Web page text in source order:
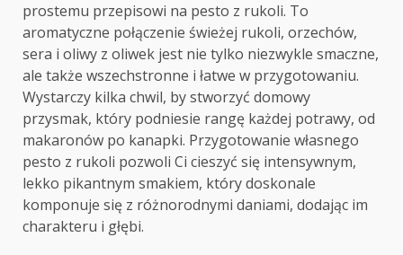
prostemu przepisowi na pesto z rukoli. To
aromatyczne połączenie świeżej rukoli, orzechów,
sera i oliwy z oliwek jest nie tylko niezwykle smaczne,
ale także wszechstronne i łatwe w przygotowaniu.
Wystarczy kilka chwil, by stworzyć domowy
przysmak, który podniesie rangę każdej potrawy, od
makaronów po kanapki. Przygotowanie własnego
pesto z rukoli pozwoli Ci cieszyć się intensywnym,
lekko pikantnym smakiem, który doskonale
komponuje się z różnorodnymi daniami, dodając im
charakteru i głębi.